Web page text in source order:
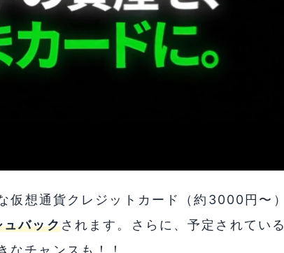
仮想通貨クレジットカード（約3000円〜）
ュバックされます。さらに、予定されている
なチャンスも！！